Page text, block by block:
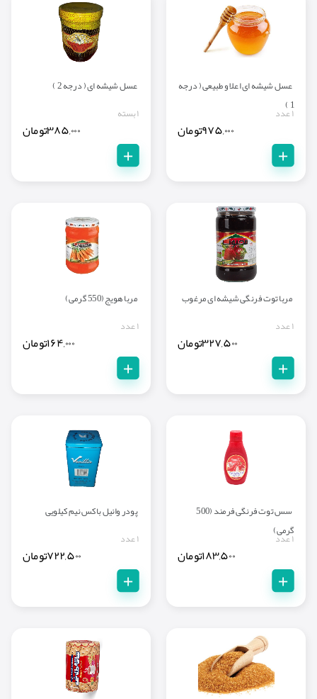
عسل شیشه ای اعلا و طبیعی ( درجه
1 )۱ عدد
۹۷۵,۰۰۰تومان
+
عسل شیشه ای ( درجه 2 )
۱ بسته
۳۸۵,۰۰۰تومان
+
مربا توت فرنگی شیشه ای مرغوب
۱ عدد
۳۲۷,۵۰۰تومان
+
مربا هویج (550 گرمی)
۱ عدد
۱۶۴,۰۰۰تومان
+
سس توت فرنگی فرمند (500
گرمی)۱ عدد
۱۸۳,۵۰۰تومان
+
پودر وانیل باکس نیم کیلویی
۱ عدد
۷۲۲,۵۰۰تومان
+